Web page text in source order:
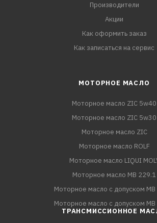
Производители
Акции
Как оформить заказ
Как записаться на сервис
МОТОРНОЕ МАСЛО
Моторное масло ZIC 5w40
Моторное масло ZIC 5w30
Моторное масло ZIC
Моторное масло ROLF
Моторное масло LIQUI
Моторное масло MB 229.1
Моторное масло с допуском MB
Моторное масло с допуском
ТРАНСМИССИОННОЕ